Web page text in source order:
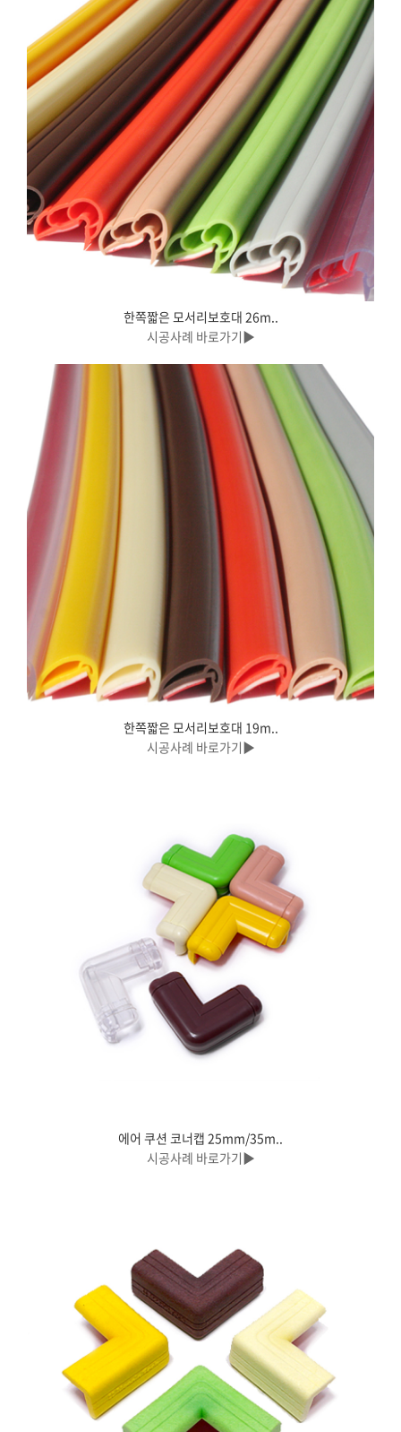
한쪽짧은 모서리보호대 26m..
시공사례 바로가기▶
한쪽짧은 모서리보호대 19m..
시공사례 바로가기▶
에어 쿠션 코너캡 25mm/35m..
시공사례 바로가기▶